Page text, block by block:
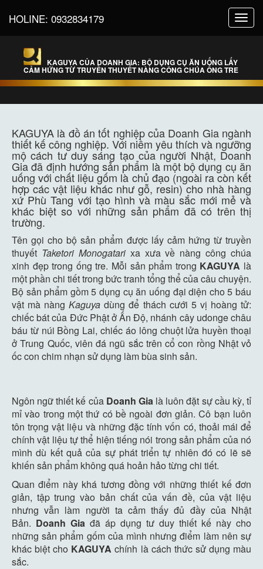
HOLINE: 0932834179
KAGUYA CỦA DOANH GIA: BỘ DỤNG CỤ ĂN UỐNG LẤY
CẢM HỨNG TỪ TRUYỀN THUYẾT NÀNG CÔNG CHÚA ỐNG TRE
KAGUYA là đồ án tốt nghiệp của Doanh Gia ngành
thiết kế công nghiệp. Với niềm yêu thích và ngưỡng
mộ cách tư duy sáng tạo của người Nhật, Doanh
Gia đã định hướng sản phẩm là một bộ dụng cụ ăn
uống với chất liệu gốm là chủ đạo (ngoài ra còn kết
hợp các vật liệu khác như gỗ, resin) cho nhà hàng
xứ Phù Tang với tạo hình và màu sắc mới mẻ và
khác biệt so với những sản phẩm đã có trên thị
trường.
Tên gọi cho bộ sản phẩm được lấy cảm hứng từ truyền
thuyết Taketori Monogatarixa xưa về nàng công chúa
xinh đẹp trong ống tre. Mỗi sản phẩm trong KAGUYA là
một phần chi tiết trong bức tranh tổng thể của câu chuyện.
Bộ sản phẩm gồm 5 dụng cụ ăn uống đại diện cho 5 báu
vật mà nàngKaguya dùng để thách cưới 5 vị hoàng tử:
chiếc bát của Đức Phật ở Ấn Độ, nhánh cây udonge châu
báu từ núi Bồng Lai, chiếc áo lông chuột lửa huyền thoại
ở Trung Quốc, viên đá ngũ sắc trên cổ con rồng Nhật vỏ
ốc con chim nhạn sử dụng làm bùa sinh sản.
Ngôn ngữ thiết kế của Doanh Gia là luôn đặt sự cầu kỳ, tỉ
mỉ vào trong một thứ có bề ngoài đơn giản. Cô bạn luôn
tôn trọng vật liệu và những đặc tính vốn có, thoải mái để
chính vật liệu tự thể hiện tiếng nói trong sản phẩm của nó
mình dù kết quả của sự phát triển tự nhiên đó có lẽ sẽ
khiến sản phẩm không quá hoản hảo từng chi tiết.
Quan điểm này khá tương đồng với những thiết kế đơn
giản, tập trung vào bản chất của vấn đề, của vật liệu
nhưng vẫn làm người ta cảm thấy đủ đầy của Nhật
Bản. Doanh Gia đã áp dụng tư duy thiết kế này cho
những sản phẩm gốm của mình nhưng điểm làm nên sự
khác biệt cho KAGUYA chính là cách thức sử dụng màu
sắc.